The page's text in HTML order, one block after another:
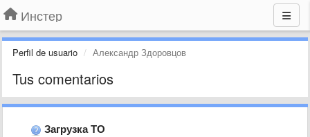
Инстер
Perfil de usuario Александр Здоровцов
Tus comentarios
Загрузка ТО